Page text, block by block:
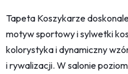
Tapeta Koszykarze
motyw sportowy i sylwetki
kolorystyka i dynamiczny
i rywalizacji. W salonie